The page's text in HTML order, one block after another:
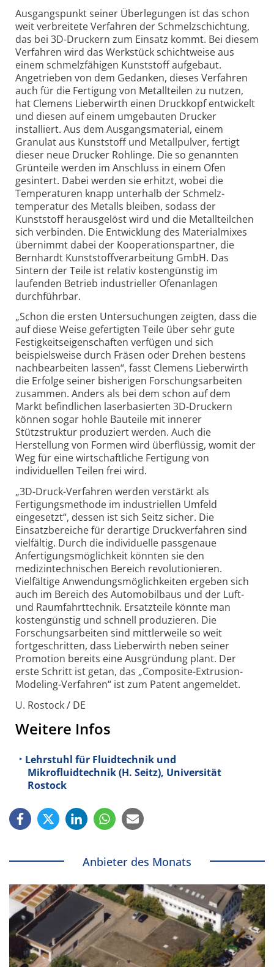
Ausgangspunkt seiner Überlegungen ist das schon
weit verbreitete Verfahren der Schmelz­schichtung,
das bei 3D-Druckern zum Einsatz kommt. Bei diesem
Verfahren wird das Werkstück schichtweise aus
einem schmelzfähigen Kunststoff aufgebaut.
Angetrieben von dem Gedanken, dieses Verfahren
auch für die Fertigung von Metallteilen zu nutzen,
hat Clemens Lieberwirth einen Druckkopf entwickelt
und diesen auf einem umgebauten Drucker
installiert. Aus dem Ausgangsmaterial, einem
Granulat aus Kunststoff und Metallpulver, fertigt
dieser neue Drucker Rohlinge. Die so genannten
Grünteile werden im Anschluss in einem Ofen
gesintert. Dabei werden sie erhitzt, wobei die
Temperaturen knapp unterhalb der Schmelz­
temperatur des Metalls bleiben, sodass der
Kunststoff herausgelöst wird und die Metallteilchen
sich verbinden. Die Entwicklung des Materialmixes
übernimmt dabei der Kooperations­partner, die
Bernhardt Kunststoff­verarbeitung GmbH. Das
Sintern der Teile ist relativ kostengünstig im
laufenden Betrieb industrieller Ofenanlagen
durchführbar.
„Schon die ersten Untersuchungen zeigten, dass die
auf diese Weise gefertigten Teile über sehr gute
Festigkeits­eigenschaften verfügen und sich
beispielsweise durch Fräsen oder Drehen bestens
nachbearbeiten lassen“, fasst Clemens Lieberwirth
die Erfolge seiner bisherigen Forschungs­arbeiten
zusammen. Anders als bei dem schon auf dem
Markt befindlichen laserbasierten 3D-Druckern
können sogar hohle Bauteile mit innerer
Stützstruktur produziert werden. Auch die
Herstellung von Formen wird überflüssig, womit der
Weg für eine wirtschaftliche Fertigung von
individuellen Teilen frei wird.
„3D-Druck-Verfahren werden verstärkt als
Fertigungs­methode im industriellen Umfeld
eingesetzt“, dessen ist sich Seitz sicher. Die
Einsatzbereiche für derartige Druck­verfahren sind
vielfältig. Durch die individuelle passgenaue
Anfertigungs­möglichkeit könnten sie den
medizintechnischen Bereich revolutionieren.
Vielfältige Anwendungs­möglichkeiten ergeben sich
auch im Bereich des Automobil­baus und der Luft-
und Raumfahrt­technik. Ersatzteile könnte man
kostengünstig und schnell produzieren. Die
Forschungsarbeiten sind mittlerweile so weit
fortgeschritten, dass Lieberwirth neben seiner
Promotion bereits eine Ausgründung plant. Der
erste Schritt ist getan, das „Composite-Extrusion-
Modeling-Verfahren“ ist zum Patent angemeldet.
U. Rostock / DE
Weitere Infos
Lehrstuhl für Fluidtechnik und
Mikrofluidtechnik (H. Seitz), Universität
Rostock
Anbieter des Monats